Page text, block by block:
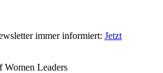
immer informiert: Jetzt